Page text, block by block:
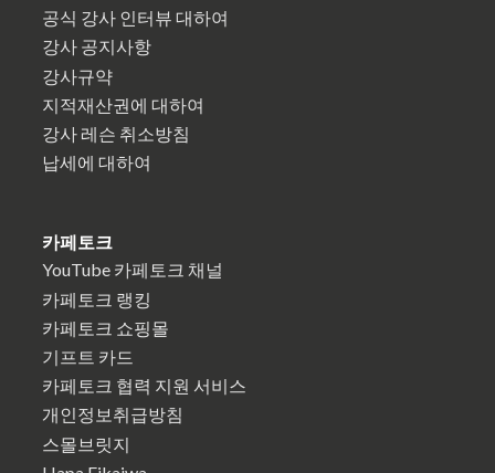
공식 강사 인터뷰 대하여
강사 공지사항
강사규약
지적재산권에 대하여
강사 레슨 취소방침
납세에 대하여
카페토크
YouTube 카페토크 채널
카페토크 랭킹
카페토크 쇼핑몰
기프트 카드
카페토크 협력 지원 서비스
개인정보취급방침
스몰브릿지